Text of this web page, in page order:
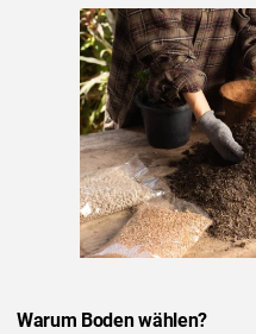
Warum Boden wählen?